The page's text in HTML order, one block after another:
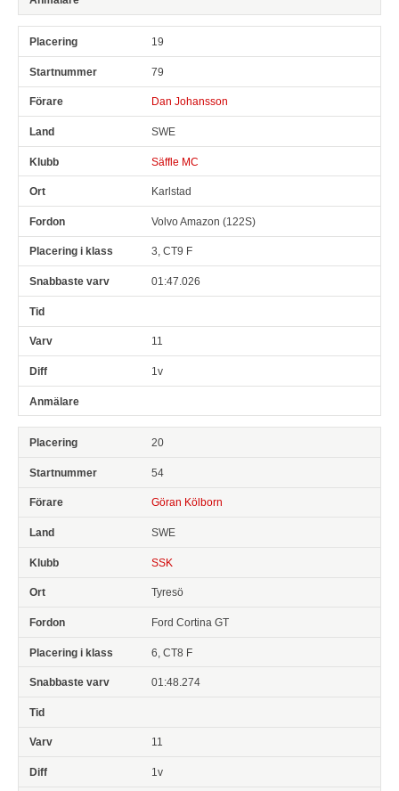
19
79
Dan Johansson
SWE
Säffle MC
Karlstad
Volvo Amazon (122S)
3, CT9 F
01:47.026
11
1v
20
54
Göran Kölborn
SWE
SSK
Tyresö
Ford Cortina GT
6, CT8 F
01:48.274
11
1v